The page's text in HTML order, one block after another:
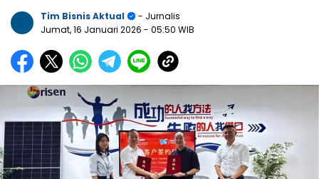
Tim Bisnis Aktual
- Jurnalis
Jumat, 16 Januari 2026 - 05:50 WIB